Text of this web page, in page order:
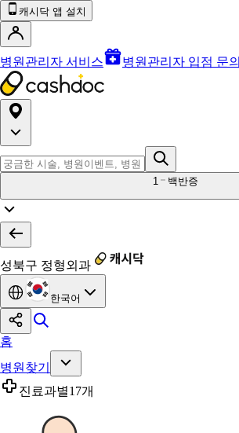
캐시닥 앱 설치
병원관리자 서비스 병원관리자 입점 문의
1 백반증
성북구 정형외과
한국어
홈
병원찾기
진료과별17개